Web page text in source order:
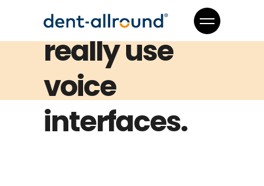
How People
really use
voice
interfaces.